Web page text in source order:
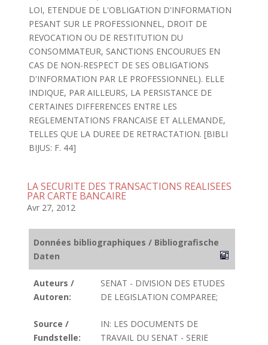
LOI, ETENDUE DE L'OBLIGATION D'INFORMATION
PESANT SUR LE PROFESSIONNEL, DROIT DE
REVOCATION OU DE RESTITUTION DU
CONSOMMATEUR, SANCTIONS ENCOURUES EN
CAS DE NON-RESPECT DE SES OBLIGATIONS
D'INFORMATION PAR LE PROFESSIONNEL). ELLE
INDIQUE, PAR AILLEURS, LA PERSISTANCE DE
CERTAINES DIFFERENCES ENTRE LES
REGLEMENTATIONS FRANCAISE ET ALLEMANDE,
TELLES QUE LA DUREE DE RETRACTATION. [BIBLI
BIJUS: F. 44]
LA SECURITE DES TRANSACTIONS REALISEES
PAR CARTE BANCAIRE
Avr 27, 2012
Données bibliographiques / Bibliografische
Daten
Auteurs /
Autoren:
SENAT - DIVISION DES ETUDES
DE LEGISLATION COMPAREE;
Source /
Fundstelle:
IN: LES DOCUMENTS DE
TRAVAIL DU SENAT - SERIE